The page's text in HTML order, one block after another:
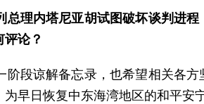
理内塔尼亚胡试图破坏谈判进
论？
段谅解备忘录，也希望相关各方
早日恢复中东海湾地区的和平安